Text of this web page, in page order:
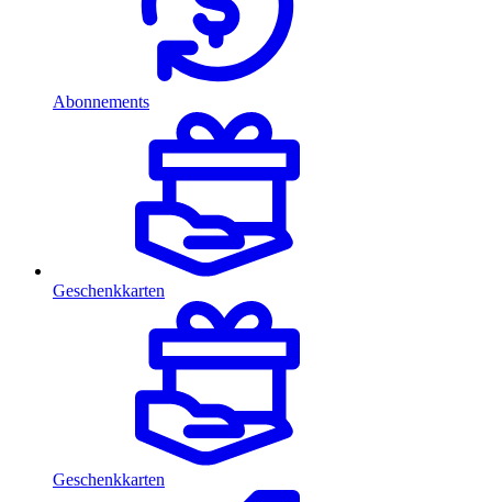
Abonnements
Geschenkkarten
Geschenkkarten